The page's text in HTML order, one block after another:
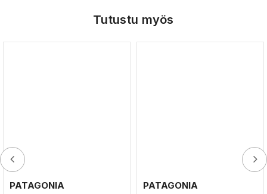
Tutustu myös
PATAGONIA PATAGONIA